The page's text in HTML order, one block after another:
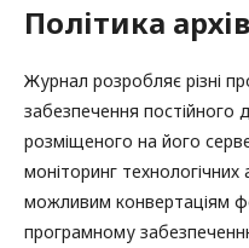
Політика
Журнал розробляє різні
забезпечення постійного
розміщеного на його
моніторинг технологічних
можливим конвертаціям
програмному